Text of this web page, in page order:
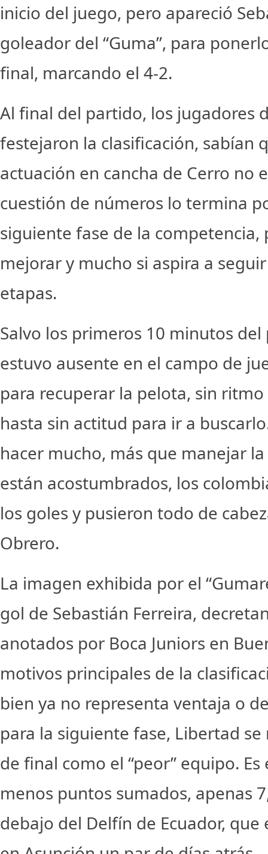
inicio del juego, pero apareció
goleador del “Guma”, para
final, marcando el 4-2.
Al final del partido, los jugadores
festejaron la clasificación, sabían
actuación en cancha de Cerro no
cuestión de números lo termina
siguiente fase de la competencia,
mejorar y mucho si aspira a
etapas.
Salvo los primeros 10 minutos
estuvo ausente en el campo de
para recuperar la pelota, sin ritmo
hasta sin actitud para ir a
hacer mucho, más que manejar
están acostumbrados, los
los goles y pusieron todo de
Obrero.
La imagen exhibida por el
gol de Sebastián Ferreira,
anotados por Boca Juniors en
motivos principales de la
bien ya no representa ventaja o
para la siguiente fase, Libertad
de final como el “peor” equipo.
menos puntos sumados, apenas
debajo del Delfín de Ecuador,